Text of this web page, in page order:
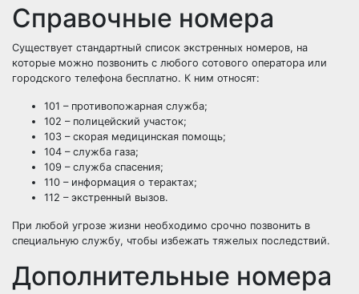
Справочные номера
Существует стандартный список экстренных номеров, на
которые можно позвонить с любого сотового оператора или
городского телефона бесплатно. К ним относят:
101 – противопожарная служба;
102 – полицейский участок;
103 – скорая медицинская помощь;
104 – служба газа;
109 – служба спасения;
110 – информация о терактах;
112 – экстренный вызов.
При любой угрозе жизни необходимо срочно позвонить в
специальную службу, чтобы избежать тяжелых последствий.
Дополнительные номера